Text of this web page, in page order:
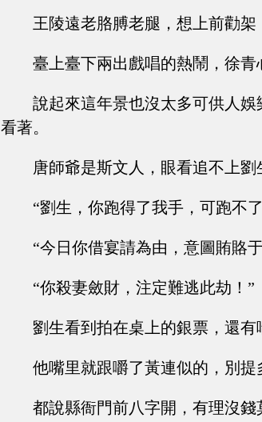
王陵遠老胳膊老腿，想上前勸架
臺上臺下兩出戲唱的熱鬧，徐青
說起來這年景也沒太多可供人
看著。
唐師爺是斯文人，眼看追不上
“劉生，你跑得了我手，可跑不
“今日你借宴請為由，意圖賄賂
“你殺妻斂財，注定難逃此劫！”
劉生看到拍在桌上的銀票，還有
他嘴里就跟嚼了黃連似的，別提
都說縣衙門前八字開，有理沒錢